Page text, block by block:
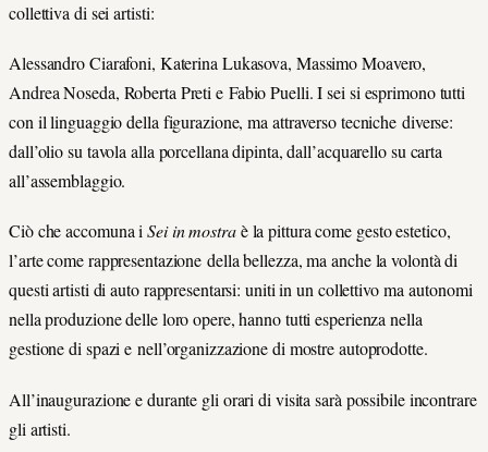
collettiva di sei artisti:
Alessandro Ciarafoni, Katerina Lukasova, Massimo Moavero,
Andrea Noseda, Roberta Preti e Fabio Puelli. I sei si esprimono tutti
con il linguaggio della figurazione, ma attraverso tecniche diverse:
dall’olio su tavola alla porcellana dipinta, dall’acquarello su carta
all’assemblaggio.
Ciò che accomuna iSei in mostraè la pittura come gesto estetico,
l’arte come rappresentazione della bellezza, ma anche la volontà di
questi artisti di auto rappresentarsi: uniti in un collettivo ma autonomi
nella produzione delle loro opere, hanno tutti esperienza nella
gestione di spazi e nell’organizzazione di mostre autoprodotte.
All’inaugurazione e durante gli orari di visita sarà possibile incontrare
gli artisti.